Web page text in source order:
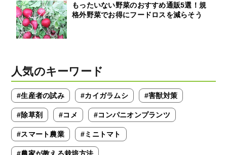
もったいない野菜のおすすめ通販5選！規
格外野菜でお得にフードロスを減らそう
人気のキーワード
#生産者の試み #カイガラムシ #害獣対策
#除草剤 #コメ #コンパニオンプランツ
#スマート農業 #ミニトマト
#農家が教える栽培方法